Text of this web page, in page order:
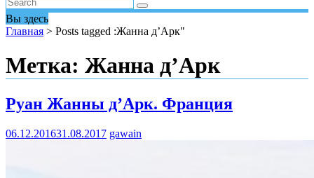
Вы здесь
Главная > Posts tagged :Жанна д’Арк"
Метка: Жанна д’Арк
Руан Жанны д’Арк. Франция
06.12.201631.08.2017 gawain